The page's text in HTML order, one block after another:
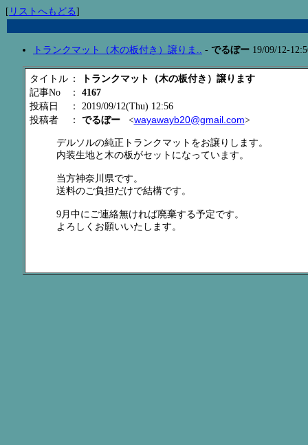
[ リストへもどる]
トランクマット（木の板付き）譲りま.. - でるぼー 19/09/12-
タイトル ：
トランクマット（木の板付き）譲ります
記事No
： 4167
投稿日
： 2019/09/12(Thu) 12:56
投稿者
： でるぼー<wayawayb20@gmail.com>
デルソルの純正トランクマットをお譲りします。
内装生地と木の板がセットになっています。
当方神奈川県です。
送料のご負担だけで結構です。
9月中にご連絡無ければ廃棄する予定です。
よろしくお願いいたします。